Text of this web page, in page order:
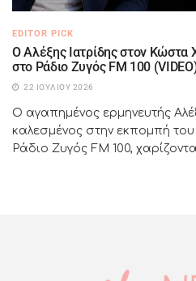
EDITOR PICK
Ο Αλέξης Ιατρίδης στον Κώστα
στο Ράδιο Ζυγός FM 100
22 ΙΟΥΛΊΟΥ 2026
Ο αγαπημένος ερμηνευτής
καλεσμένος στην εκπομπή
Ράδιο Ζυγός FM 100,